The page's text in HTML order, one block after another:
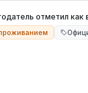
отметил как